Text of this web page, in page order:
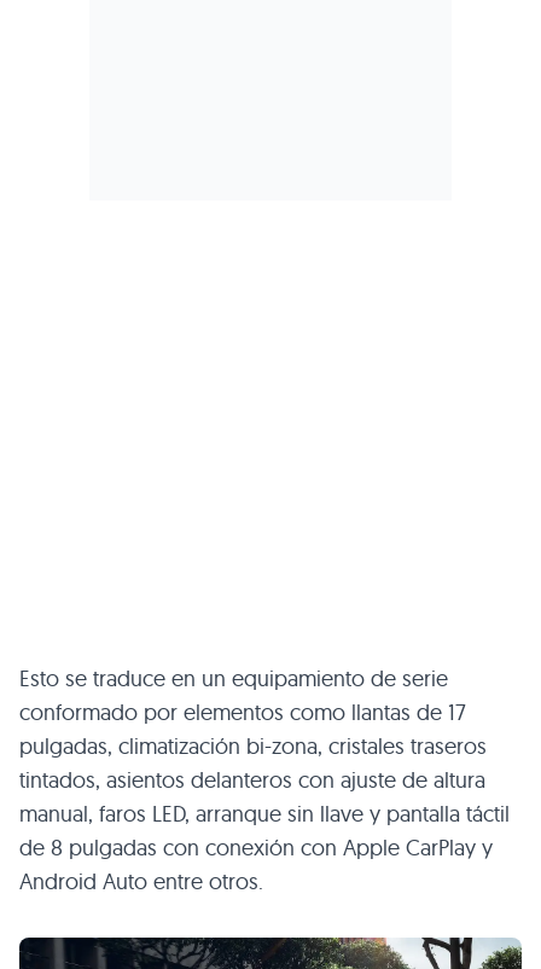
Esto se traduce en un equipamiento de serie
conformado por elementos como llantas de 17
pulgadas, climatización bi-zona, cristales traseros
tintados, asientos delanteros con ajuste de altura
manual, faros LED, arranque sin llave y pantalla táctil
de 8 pulgadas con conexión con Apple CarPlay y
Android Auto entre otros.